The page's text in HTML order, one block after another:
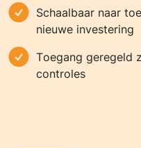
Schaalbaar naar
nieuwe investering
Toegang geregeld
controles